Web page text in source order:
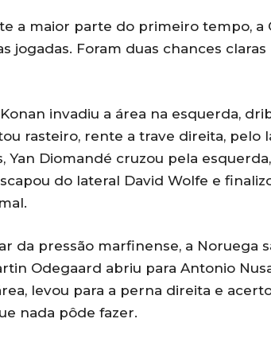
a maior parte do primeiro tempo, a
jogadas. Foram duas chances claras
invadiu a área na esquerda,
rasteiro, rente a trave direita, pelo
Yan Diomandé cruzou pela
do lateral David Wolfe e
da pressão marfinense, a Noruega
Odegaard abriu para Antonio
levou para a perna direita e
nada pôde fazer.